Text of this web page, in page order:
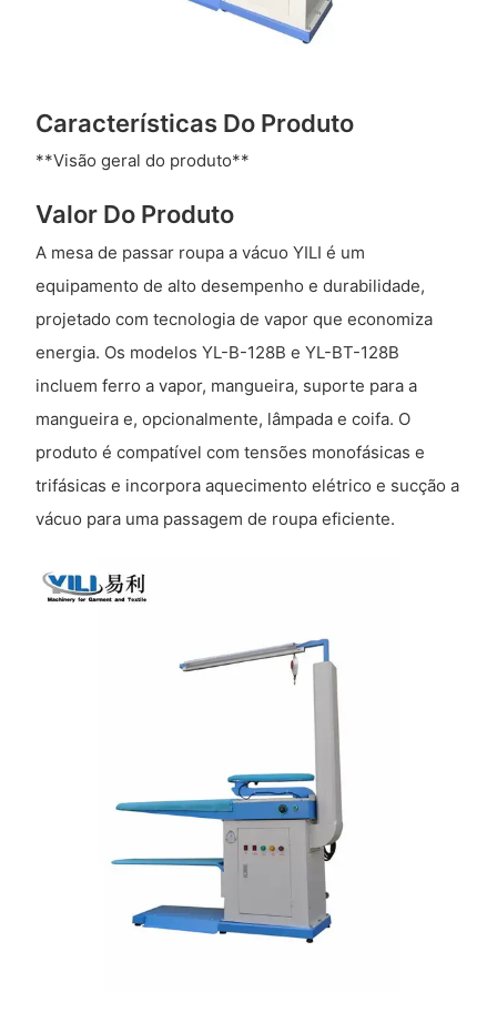
Características Do Produto
**Visão geral do produto**
Valor Do Produto
A mesa de passar roupa a vácuo YILI é um
equipamento de alto desempenho e durabilidade,
projetado com tecnologia de vapor que economiza
energia. Os modelos YL-B-128B e YL-BT-128B
incluem ferro a vapor, mangueira, suporte para a
mangueira e, opcionalmente, lâmpada e coifa. O
produto é compatível com tensões monofásicas e
trifásicas e incorpora aquecimento elétrico e sucção a
vácuo para uma passagem de roupa eficiente.